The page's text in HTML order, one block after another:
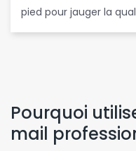
pied pour jauger la
Pourquoi
mail